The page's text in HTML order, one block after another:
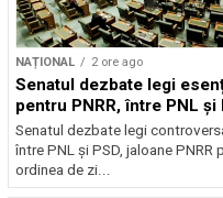
NAȚIONAL 2 ore ago
Senatul dezbate legi
pentru PNRR, între PNL și
Senatul dezbate legi
între PNL și PSD, jaloane PNRR
ordinea de zi...